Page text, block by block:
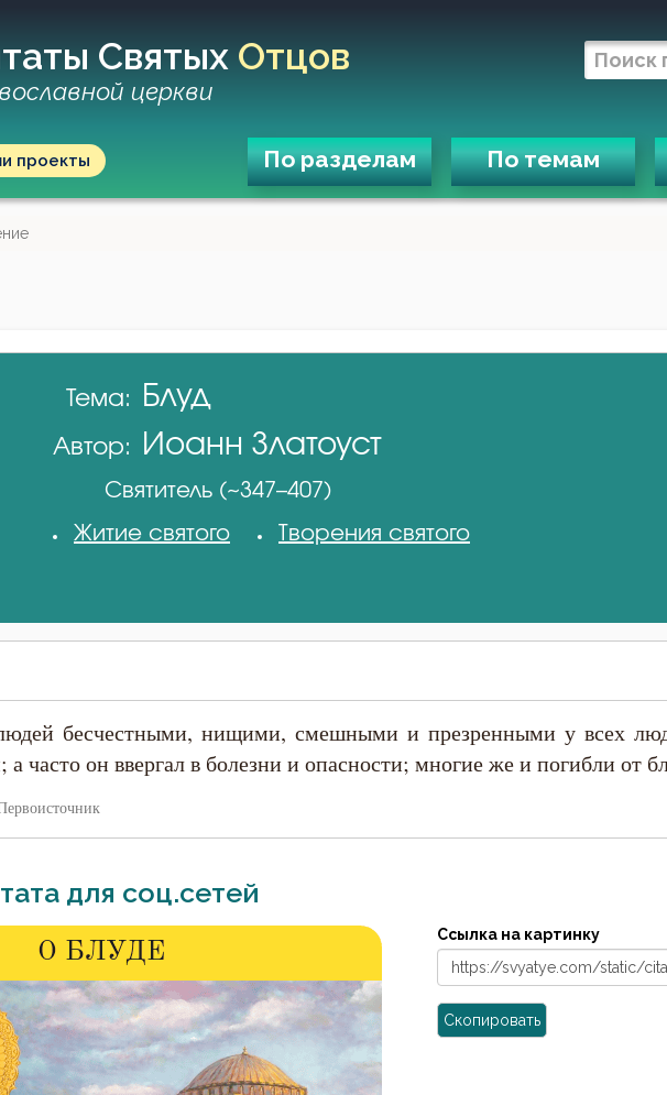
Святых Отцов
церкви
проекты По разделам По темам
Тема: Блуд
Автор: Иоанн Златоуст
Святитель (~347–407)
Житие святого
Творения святого
бесчестными, нищими, смешными и презренными у всех
а часто он ввергал в болезни и опасности; многие же и погибли от
для соц.сетей
Ссылка на картинку
Скопировать